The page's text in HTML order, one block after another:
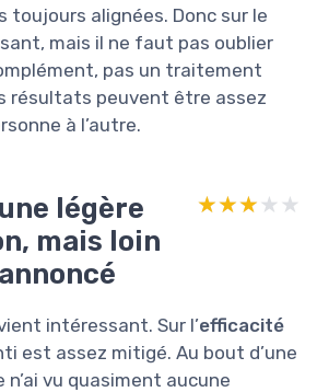
toujours alignées. Donc sur le
mais il ne faut pas oublier
pas un traitement
résultats peuvent être assez
à l’autre.
légère
mais loin
★★★★★
★★★★★
intéressant. Sur l’efficacité
est assez mitigé. Au bout d’une
n’ai vu quasiment aucune